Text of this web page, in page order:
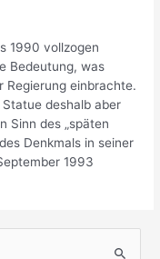
1990 vollzogen
Bedeutung, was
Regierung einbrachte.
deshalb aber
Sinn des „späten
Denkmals in seiner
1993